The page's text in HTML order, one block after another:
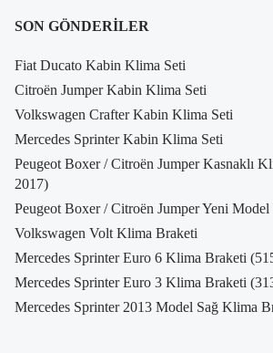
SON GÖNDERILER
Fiat Ducato Kabin Klima Seti
Citroën Jumper Kabin Klima Seti
Volkswagen Crafter Kabin Klima Seti
Mercedes Sprinter Kabin Klima Seti
Peugeot Boxer / Citroën Jumper Kasnaklı
2017)
Peugeot Boxer / Citroën Jumper Yeni
Volkswagen Volt Klima Braketi
Mercedes Sprinter Euro 6 Klima Braketi
Mercedes Sprinter Euro 3 Klima Braketi
Mercedes Sprinter 2013 Model Sağ Klima